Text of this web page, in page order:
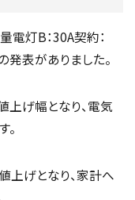
電灯B：30A契約：
発表がありました。
上げ幅となり、電気
上げとなり、家計へ